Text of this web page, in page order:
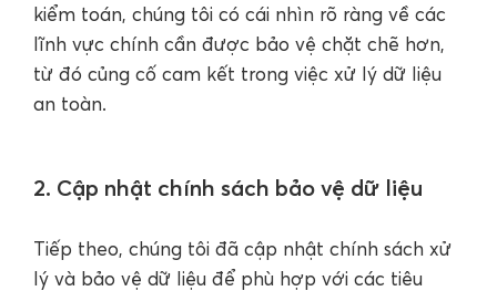
kiểm toán, chúng tôi có cái nhìn rõ ràng về các
lĩnh vực chính cần được bảo vệ chặt chẽ hơn,
từ đó củng cố cam kết trong việc xử lý dữ liệu
an toàn.
2. Cập nhật chính sách bảo vệ dữ liệu
Tiếp theo, chúng tôi đã cập nhật chính sách xử
lý và bảo vệ dữ liệu để phù hợp với các tiêu